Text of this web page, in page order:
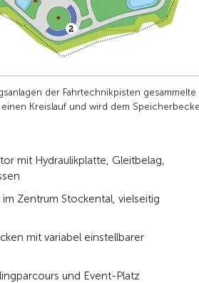
der Fahrtechnikpisten gesammelte
einen Kreislauf und wird dem
mit Hydraulikplatte, Gleitbelag,
Zentrum Stockental, vielseitig
mit variabel einstellbarer
und Event-Platz